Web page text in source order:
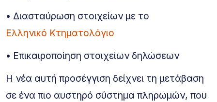
• Διασταύρωση στοιχείων με το
Ελληνικό Κτηματολόγιο
• Επικαιροποίηση στοιχείων δηλώσεων
Η νέα αυτή προσέγγιση δείχνει τη μετάβαση
σε ένα πιο αυστηρό σύστημα πληρωμών, που